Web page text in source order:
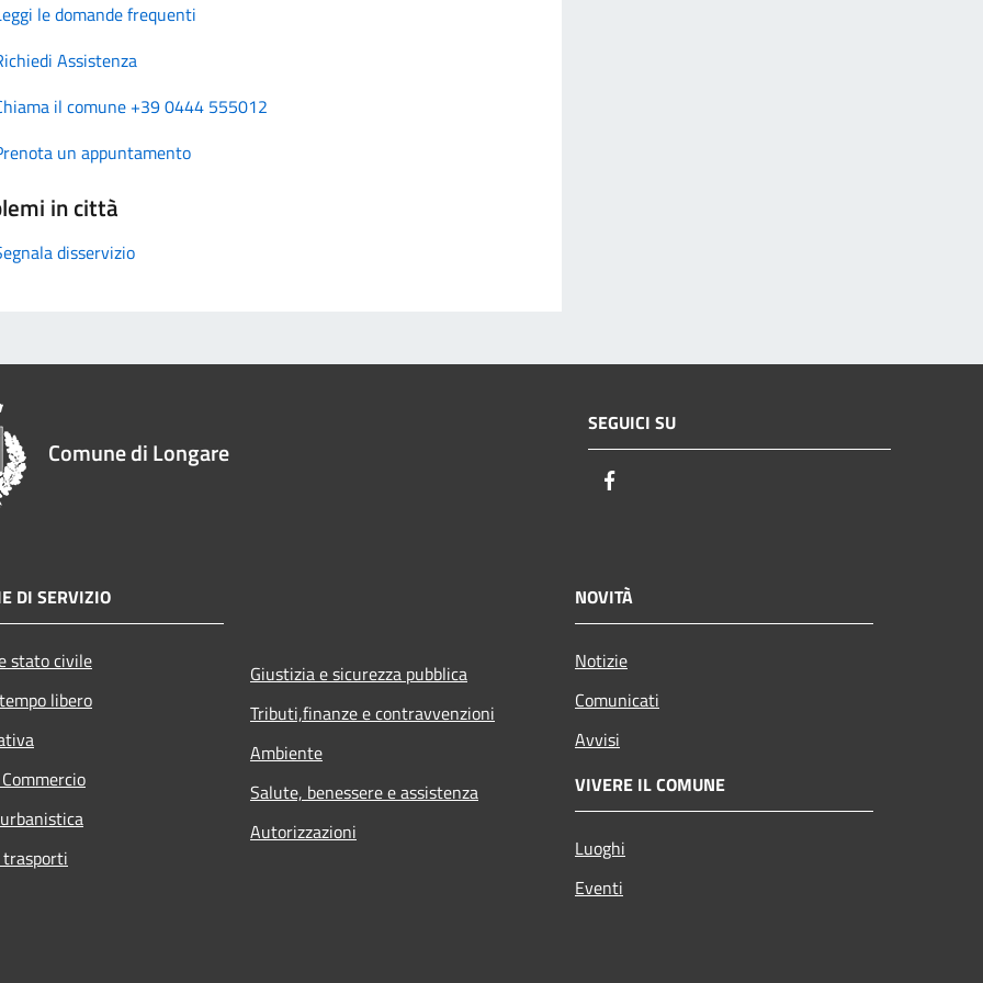
le domande frequenti
Assistenza
il comune +39 0444 555012
un appuntamento
in città
disservizio
Comune di Longare
SEGUICI SU
DI SERVIZIO
stato civile
libero
Giustizia e sicurezza pubblica
Tributi,finanze e contravvenzioni
Ambiente
Salute, benessere e assistenza
Autorizzazioni
NOVITÀ
Notizie
Comunicati
Avvisi
VIVERE IL COMUNE
Luoghi
Eventi